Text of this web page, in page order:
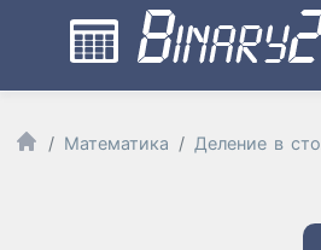
Математика Деление в